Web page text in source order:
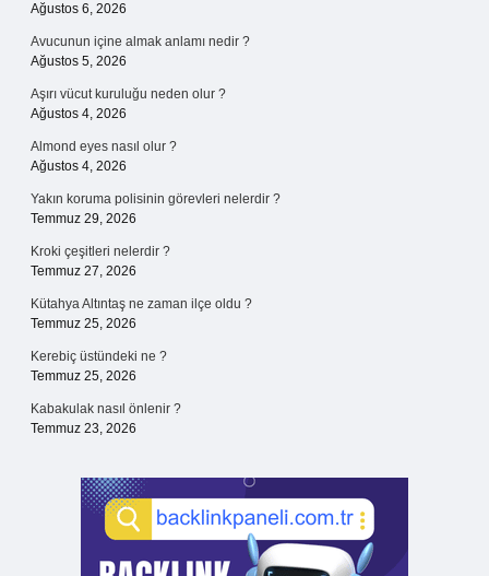
Ağustos 6, 2026
Avucunun içine almak anlamı nedir ?
Ağustos 5, 2026
Aşırı vücut kuruluğu neden olur ?
Ağustos 4, 2026
Almond eyes nasıl olur ?
Ağustos 4, 2026
Yakın koruma polisinin görevleri nelerdir ?
Temmuz 29, 2026
Kroki çeşitleri nelerdir ?
Temmuz 27, 2026
Kütahya Altıntaş ne zaman ilçe oldu ?
Temmuz 25, 2026
Kerebiç üstündeki ne ?
Temmuz 25, 2026
Kabakulak nasıl önlenir ?
Temmuz 23, 2026